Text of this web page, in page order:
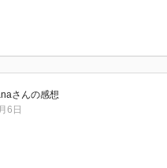
さんの感想
6日